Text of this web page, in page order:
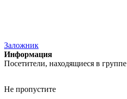
Заложник
Информация
Посетители, находящиеся в группе
Не пропустите